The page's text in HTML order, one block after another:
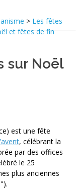
> Les fêtes
et fêtes de fin
sur Noël
est une fête
, célébrant la
par des offices
le 25
plus anciennes